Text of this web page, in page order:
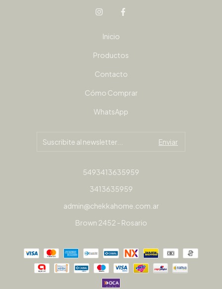
Inicio
Productos
Contacto
Cómo Comprar
WhatsApp
5493413635959
3413635959
admin@chekkahome.com.ar
Brown 2452 - Rosario